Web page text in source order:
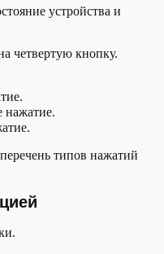
устройства и
четвертую кнопку.
перечень типов нажатий